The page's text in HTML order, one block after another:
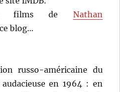
films de Nathan
blog…
russo-américaine du
en 1964 : en